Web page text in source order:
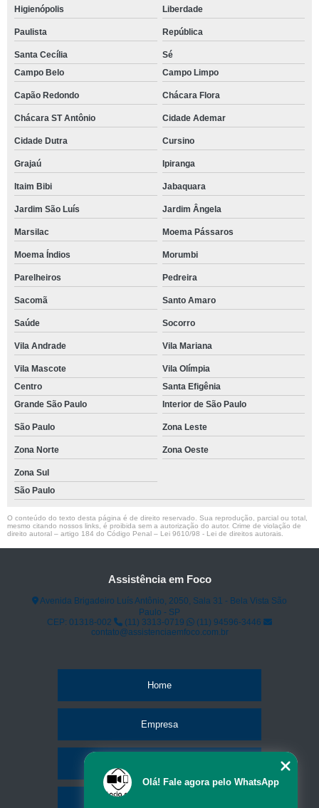
Higienópolis Liberdade
Paulista República
Santa Cecília
Sé
Campo Belo
Campo Limpo
Capão Redondo Chácara Flora
Chácara ST Antônio Cidade Ademar
Cidade Dutra Cursino
Grajaú Ipiranga
Itaim Bibi Jabaquara
Jardim São Luís Jardim Ângela
Marsilac Moema Pássaros
Moema Índios Morumbi
Parelheiros Pedreira
Sacomã Santo Amaro
Saúde Socorro
Vila Andrade Vila Mariana
Vila Mascote
Vila Olímpia
Centro
Santa Efigênia
Grande São Paulo
Interior de São Paulo
São Paulo Zona Leste
Zona Norte Zona Oeste
Zona Sul
São Paulo
O conteúdo do texto desta página é de direito reservado. Sua reprodução, parcial ou total,
mesmo citando nossos links, é proibida sem a autorização do autor. Crime de violação de
direito autoral – artigo 184 do Código Penal – Lei 9610/98 - Lei de direitos autorais
Assistência em Foco
Avenida Brigadeiro Luís Antônio, 2050, Sala 31 - Bela Vista São
Paulo - SP
CEP: 01318-002
(11) 3313-0719
(11) 94596-3446
contato@assistenciaemfoco.com.br
Home
Empresa
Olá! Fale agora pelo WhatsApp